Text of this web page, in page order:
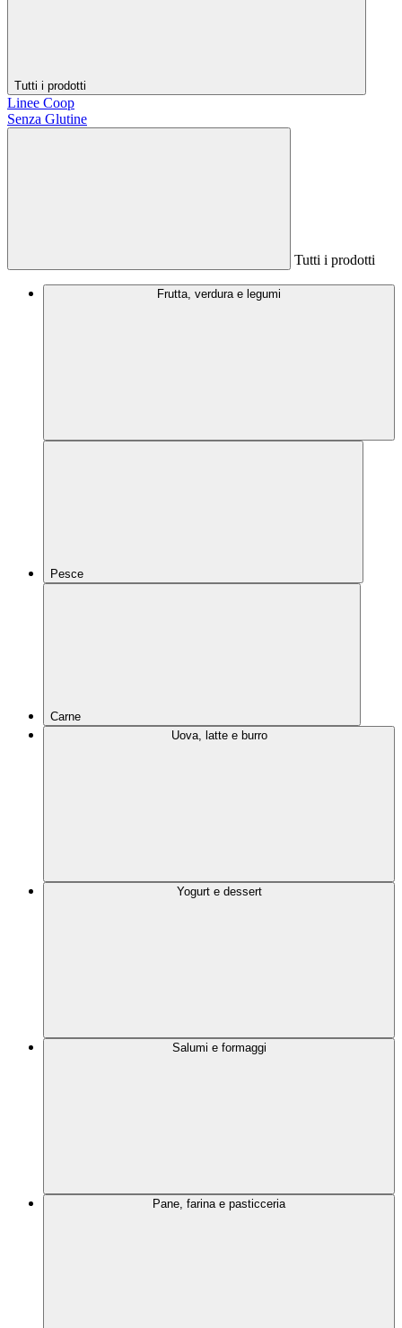
Tutti i prodotti
Linee Coop
Senza Glutine
Tutti i prodotti
Frutta, verdura e legumi
Pesce
Carne
Uova, latte e burro
Yogurt e dessert
Salumi e formaggi
Pane, farina e pasticceria